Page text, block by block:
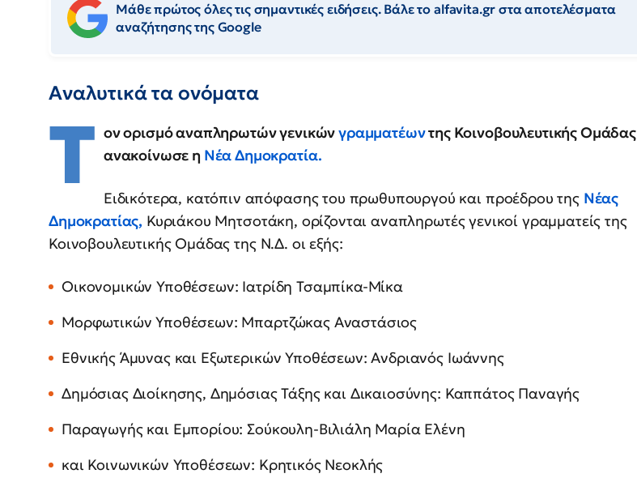
Μάθε πρώτος όλες τις σημαντικές ειδήσεις. Βάλε το alfavita.gr στα αποτελέσματα
αναζήτησης της Google
Aναλυτικά τα ονόματα
Τ ον ορισμό αναπληρωτών γενικώνγραμματέωντης Κοινοβουλευτικής Ομάδας
ανακοίνωσε η Νέα Δημοκρατία.
Ειδικότερα, κατόπιν απόφασης του πρωθυπουργού και προέδρου της Νέας
Δημοκρατίας, Κυριάκου Μητσοτάκη, ορίζονται αναπληρωτές γενικοί γραμματείς της
Κοινοβουλευτικής Ομάδας της Ν.Δ. οι εξής:
Οικονομικών Υποθέσεων: Ιατρίδη Τσαμπίκα-Μίκα
Μορφωτικών Υποθέσεων: Μπαρτζώκας Αναστάσιος
Εθνικής Άμυνας και Εξωτερικών Υποθέσεων: Ανδριανός Ιωάννης
Δημόσιας Διοίκησης, Δημόσιας Τάξης και Δικαιοσύνης: Καππάτος Παναγής
Παραγωγής και Εμπορίου: Σούκουλη-Βιλιάλη Μαρία Ελένη
και Κοινωνικών Υποθέσεων: Κρητικός Νεοκλής